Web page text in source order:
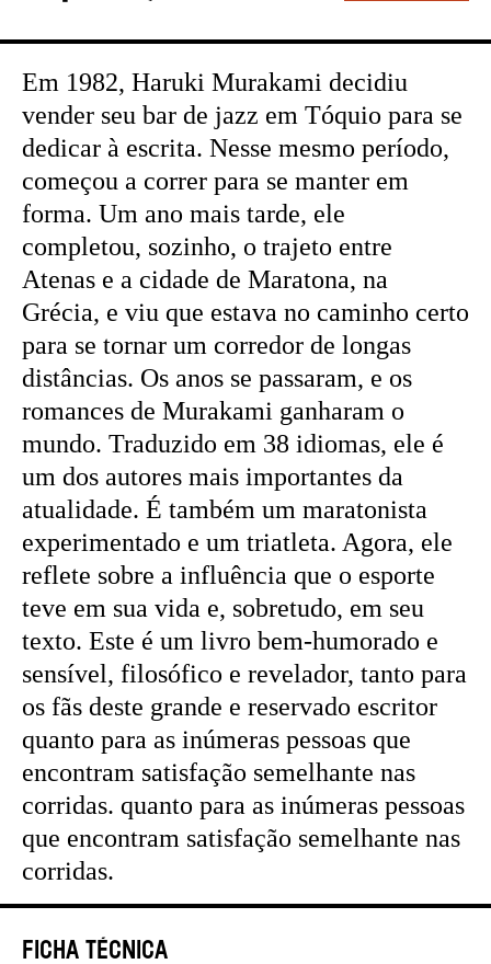
Ficha Técnica
Em 1982, Haruki Murakami decidiu
vender seu bar de jazz em Tóquio para se
dedicar à escrita. Nesse mesmo período,
começou a correr para se manter em
forma. Um ano mais tarde, ele
completou, sozinho, o trajeto entre
Atenas e a cidade de Maratona, na
Grécia, e viu que estava no caminho certo
para se tornar um corredor de longas
distâncias. Os anos se passaram, e os
romances de Murakami ganharam o
mundo. Traduzido em 38 idiomas, ele é
um dos autores mais importantes da
atualidade. É também um maratonista
experimentado e um triatleta. Agora, ele
reflete sobre a influência que o esporte
teve em sua vida e, sobretudo, em seu
texto. Este é um livro bem-humorado e
sensível, filosófico e revelador, tanto para
os fãs deste grande e reservado escritor
quanto para as inúmeras pessoas que
encontram satisfação semelhante nas
corridas. quanto para as inúmeras pessoas
que encontram satisfação semelhante nas
corridas.